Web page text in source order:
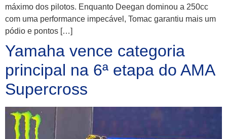
máximo dos pilotos. Enquanto Deegan dominou a 250cc
com uma performance impecável, Tomac garantiu mais um
pódio e pontos […]
Yamaha vence categoria
principal na 6ª etapa do AMA
Supercross